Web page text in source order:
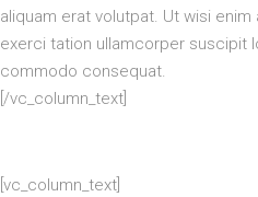
aliquam erat volutpat. Ut wisi
exerci tation ullamcorper suscipit
commodo consequat.
[/vc_column_text]
[vc_column_text]